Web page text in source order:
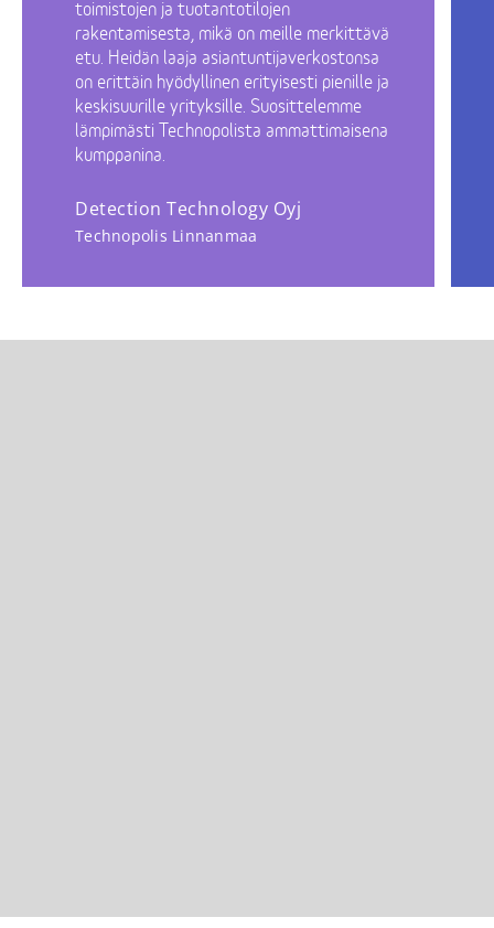
toimistojen ja tuotantotilojen
rakentamisesta, mikä on meille merkittävä
etu. Heidän laaja asiantuntijaverkostonsa
on erittäin hyödyllinen erityisesti pienille ja
keskisuurille yrityksille. Suosittelemme
lämpimästi Technopolista ammattimaisena
kumppanina.
Detection Technology Oyj
Technopolis Linnanmaa